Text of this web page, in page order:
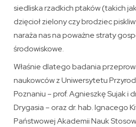
siedliska rzadkich ptaków (takich
dzięcioł zielony czy brodziec
naraża nas na poważne straty
środowiskowe.
Właśnie dlatego badania
naukowców z Uniwersytetu
Poznaniu – prof. Agnieszkę Sujak i
Drygasia – oraz dr. hab. Ignacego
Państwowej Akademii Nauk